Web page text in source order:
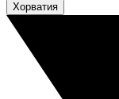
Хорватия